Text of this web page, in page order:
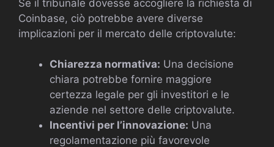
Se il tribunale dovesse accogliere la richiesta di
Coinbase, ciò potrebbe avere diverse
implicazioni per il mercato delle criptovalute:
Chiarezza normativa: Una decisione
chiara potrebbe fornire maggiore
certezza legale per gli investitori e le
aziende nel settore delle criptovalute.
Incentivi per l’innovazione: Una
regolamentazione più favorevole